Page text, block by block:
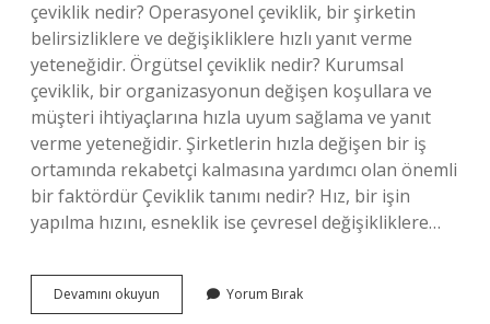
çeviklik nedir? Operasyonel çeviklik, bir şirketin
belirsizliklere ve değişikliklere hızlı yanıt verme
yeteneğidir. Örgütsel çeviklik nedir? Kurumsal
çeviklik, bir organizasyonun değişen koşullara ve
müşteri ihtiyaçlarına hızla uyum sağlama ve yanıt
verme yeteneğidir. Şirketlerin hızla değişen bir iş
ortamında rekabetçi kalmasına yardımcı olan önemli
bir faktördür Çeviklik tanımı nedir? Hız, bir işin
yapılma hızını, esneklik ise çevresel değişikliklere…
Devamını okuyun Organizasyonel
Çeviklik
Yorum Bırak